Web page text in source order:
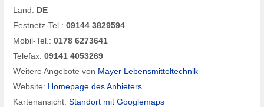
Land: DE
Festnetz-Tel.: 09144 3829594
Mobil-Tel.: 0178 6273641
Telefax: 09141 4053269
Weitere Angebote von Mayer Lebensmitteltechnik
Website: Homepage des Anbieters
Kartenansicht: Standort mit Googlemaps